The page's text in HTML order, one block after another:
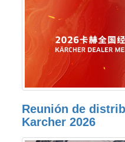
Reunión de
Karcher 2026